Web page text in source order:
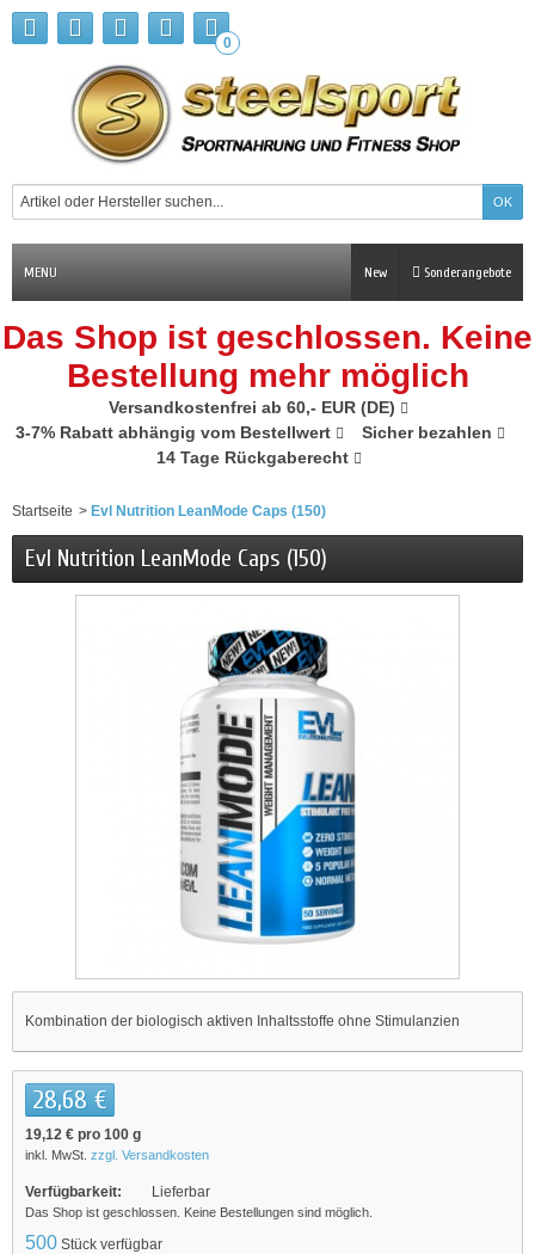
0
MENU Sonderangebote
New
Das Shop ist geschlossen. Keine
Bestellung mehr möglich
Versandkostenfrei ab 60,- EUR (DE)
3-7% Rabatt abhängig vom Bestellwert
Sicher bezahlen
14 Tage Rückgaberecht
Startseite > Evl Nutrition LeanMode Caps (150)
Evl Nutrition LeanMode Caps (150)
Kombination der biologisch aktiven Inhaltsstoffe ohne Stimulanzien
28,68 €
19,12 € pro 100 g
inkl. MwSt. zzgl. Versandkosten
Verfügbarkeit: Lieferbar
Das Shop ist geschlossen. Keine Bestellungen sind möglich.
500 Stück verfügbar